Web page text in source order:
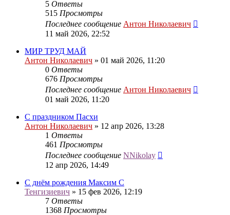
5 Ответы
515 Просмотры
Последнее сообщение Антон Николаевич
11 май 2026, 22:52
МИР ТРУД МАЙ
Антон Николаевич » 01 май 2026, 11:20
0 Ответы
676 Просмотры
Последнее сообщение Антон Николаевич
01 май 2026, 11:20
С праздником Пасхи
Антон Николаевич » 12 апр 2026, 13:28
1 Ответы
461 Просмотры
Последнее сообщение NNikolay
12 апр 2026, 14:49
С днём рождения Максим С
Тенгизиевич » 15 фев 2026, 12:19
7 Ответы
1368 Просмотры